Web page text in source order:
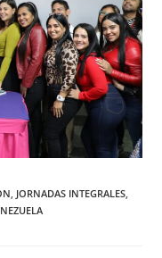
, JORNADAS INTEGRALES,